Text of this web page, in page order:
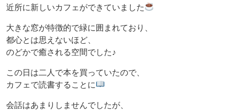
近所に新しいカフェができていました
大きな窓が特徴的で緑に囲まれており、
都心とは思えないほど、
のどかで癒される空間でした♪
この日は二人で本を買っていたので、
カフェで読書することに
会話はあまりしませんでしたが、